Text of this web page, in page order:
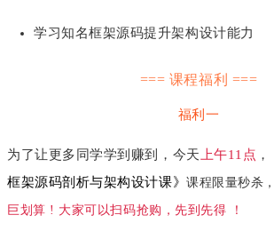
学习知名框架源码提升架构设计能力
=== 课程福利 ===
福利一
为了让更多同学学到赚到，今天上午11点 ，
框架源码剖析与架构设计课》课程限量秒杀
巨划算 ! 大家可以扫码抢购，先到先得 ！